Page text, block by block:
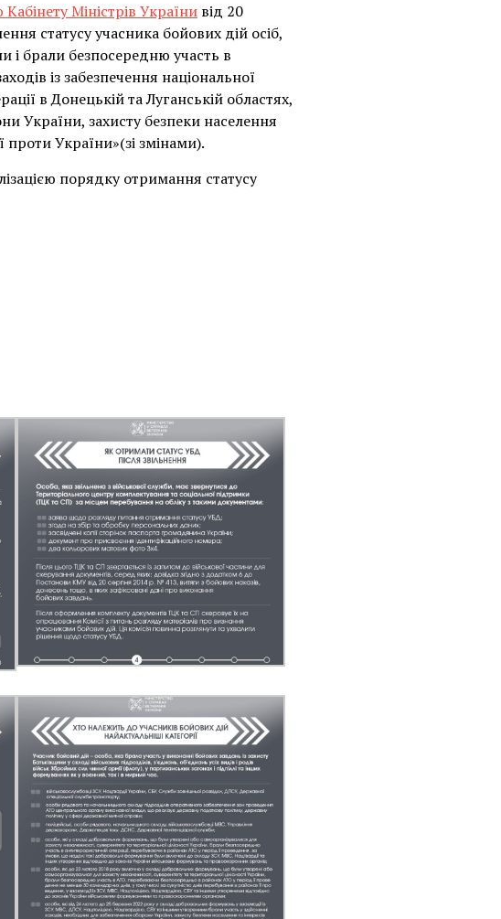
Міністрів України від 20
статусу учасника бойових дій осіб,
і брали безпосередню участь в
із забезпечення національної
в Донецькій та Луганській областях,
України, захисту безпеки населення
проти України»(зі змінами).
порядку отримання статусу